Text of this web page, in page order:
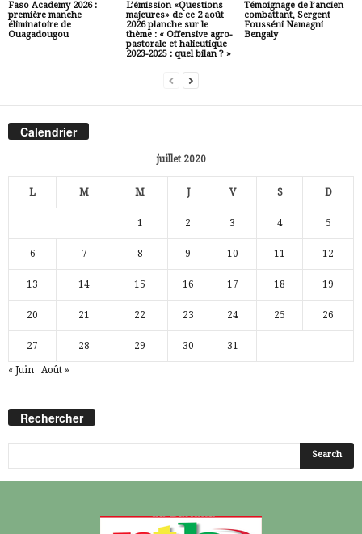
Faso Academy 2026 :
première manche
éliminatoire de
Ouagadougou
L’émission «Questions
majeures» de ce 2 août
2026 planche sur le
thème : « Offensive agro-
pastorale et halieutique
2023-2025 : quel bilan ? »
Témoignage de l’ancien
combattant, Sergent
Fousséni Namagni
Bengaly
Calendrier
juillet 2020
L M M J V S D
1 2 3 4 5
6 7 8 9 10 11 12
13 14 15 16 17 18 19
20 21 22 23 24 25 26
27 28 29 30 31
« Juin Août »
Rechercher